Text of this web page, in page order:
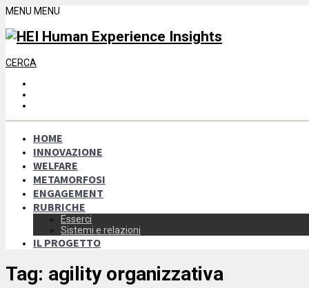
MENU MENU
CERCA
HOME
INNOVAZIONE
WELFARE
METAMORFOSI
ENGAGEMENT
RUBRICHE
Esserci
Sistemi e relazioni
IL PROGETTO
Tag: agility organizzativa